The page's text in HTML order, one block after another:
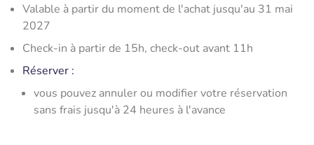
Valable à partir du moment de l'achat jusqu'au 31 mai
2027
Check-in à partir de 15h, check-out avant 11h
Réserver :
vous pouvez annuler ou modifier votre réservation
sans frais jusqu'à 24 heures à l'avance